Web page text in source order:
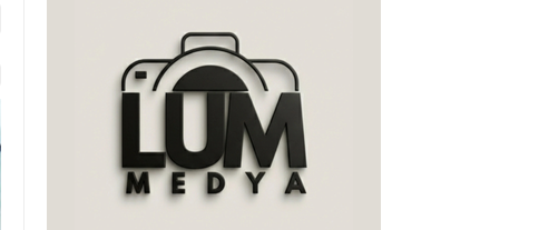
Genel
İletişim
Künye